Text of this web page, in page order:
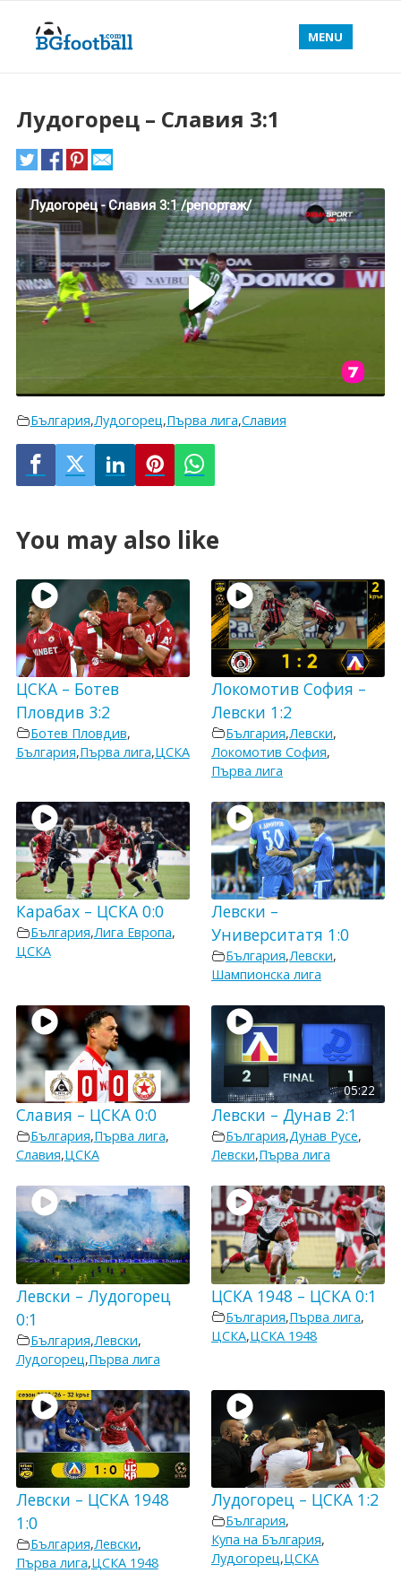
MENU
Лудогорец – Славия 3:1
България,Лудогорец,Първа лига,Славия
You may also like
ЦСКА – Ботев
Пловдив 3:2
Ботев Пловдив,
България,Първа лига,ЦСКА
Локомотив София –
Левски 1:2
България,Левски,
Локомотив София,
Първа лига
Карабах – ЦСКА 0:0
България,Лига Европа,
ЦСКА
Левски –
Университатя 1:0
България,Левски,
Шампионска лига
Славия – ЦСКА 0:0
България,Първа лига,
Славия,ЦСКА
05:22
Левски – Дунав 2:1
България,Дунав Русе,
Левски,Първа лига
Левски – Лудогорец
0:1
България,Левски,
Лудогорец,Първа лига
ЦСКА 1948 – ЦСКА 0:1
България,Първа лига,
ЦСКА,ЦСКА 1948
Левски – ЦСКА 1948
1:0
България,Левски,
Първа лига,ЦСКА 1948
Лудогорец – ЦСКА 1:2
България,
Купа на България,
Лудогорец,ЦСКА